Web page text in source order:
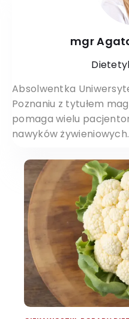
mgr
Absolwentka
Poznaniu z tytułem
pomaga wielu
nawyków żywieniowych.